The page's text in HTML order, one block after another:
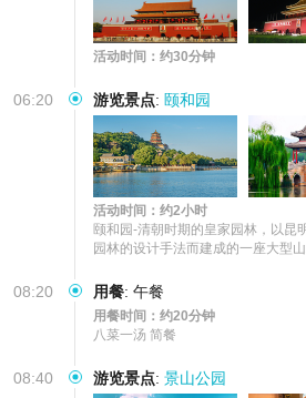
活动时间：约30分钟
06:20 游览景点: 颐和园
活动时间：约2小时
颐和园-清朝时期的皇家园林，以昆
园林的设计手法而建成的一座大型
08:20 用餐: 午餐
用餐时间：约20分钟
八菜一汤 简餐
08:40 游览景点: 景山公园